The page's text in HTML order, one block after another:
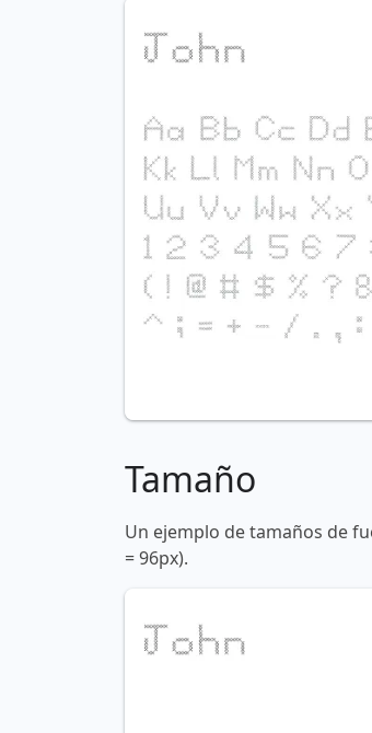
Tamaño
Un ejemplo de tamaños de
= 96px).